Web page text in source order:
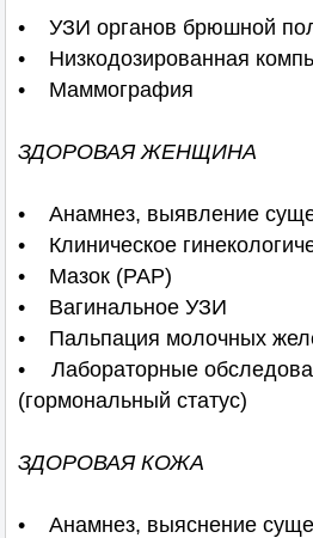
• УЗИ органов брюшной
• Низкодозированная
• Маммография
ЗДОРОВАЯ ЖЕНЩИНА
• Анамнез, выявление
• Клиническое
• Мазок (PAP)
• Вагинальное УЗИ
• Пальпация молочных
• Лабораторные
(гормональный статус)
ЗДОРОВАЯ КОЖА
• Анамнез, выяснение